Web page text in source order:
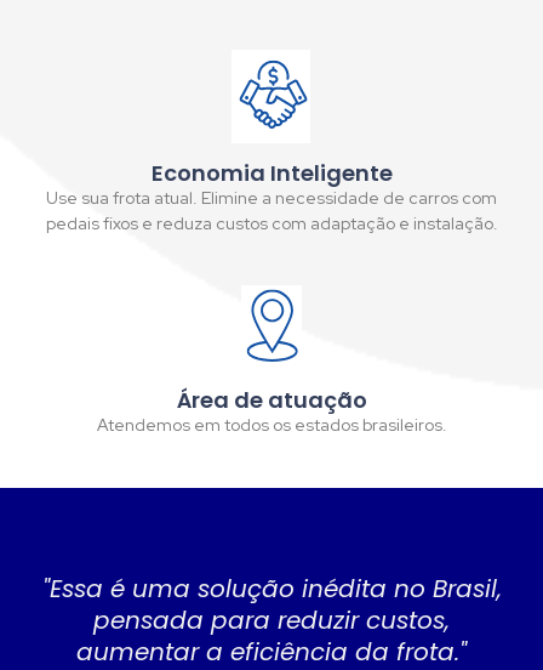
Economia Inteligente
Use sua frota atual. Elimine a necessidade de carros com
pedais fixos e reduza custos com adaptação e instalação.
Área de atuação
Atendemos em todos os estados brasileiros.
"Essa é uma solução inédita no Brasil,
pensada para reduzir custos,
aumentar a eficiência da frota."